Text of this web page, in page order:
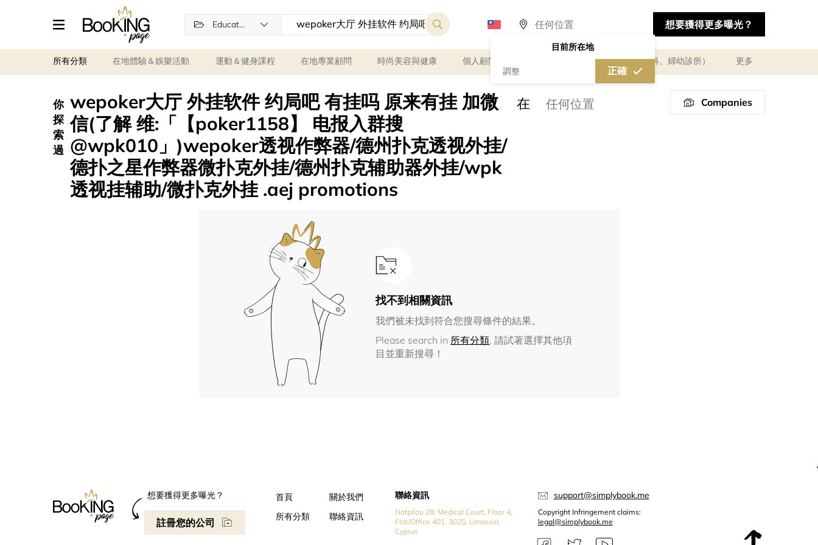
Education
目前所在地
調整 正確
想要獲得更多曝光？
所有分類 在地體驗＆娛樂活動 運動＆健身課程 在地專業顧問 時尚美容與健康 個人顧問 醫療診所（婦產科、婦幼診所） 更多
你
探
索
過
wepoker大厅 外挂软件 约局吧 有挂吗 原来有挂 加微
信(了解 维:「【poker1158】 电报入群搜
@wpk010」)wepoker透视作弊器/德州扑克透视外挂/
德扑之星作弊器微扑克外挂/德州扑克辅助器外挂/wpk
透视挂辅助/微扑克外挂 .aej promotions
在 Companies
找不到相關資訊
我們被未找到符合您搜尋條件的結果。
Please search in 所有分類, 請試著選擇其他項
目並重新搜尋！
想要獲得更多曝光？
註冊您的公司
首頁
關於我們
所有分類
聯絡資訊
聯絡資訊
Nafpliou 28, Medical Court, Floor 4,
Flat/Office 401, 3025, Limassol,
Cyprus
support@simplybook.me
Copyright Infringement claims:
legal@simplybook.me